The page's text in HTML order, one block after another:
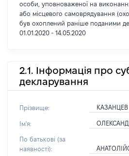
особи, уповноваженої на
або місцевого самоврядування
був охоплений раніше поданими
01.01.2020 - 14.05.2020
2.1. Інформація про
декларування
Прізвище: КАЗАНЦЕВ
Ім'я:
По батькові (за
наявності):